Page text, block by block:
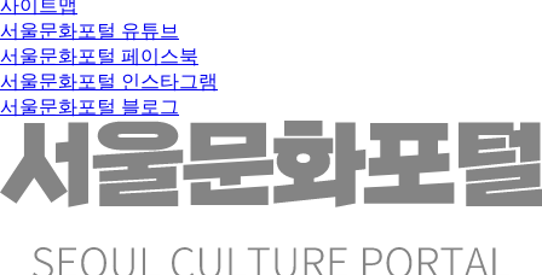
사이트맵
서울문화포털 유튜브
서울문화포털 페이스북
서울문화포털 인스타그램
서울문화포털 블로그